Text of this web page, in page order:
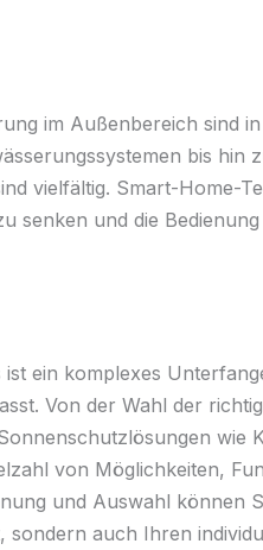
im Außenbereich sind
bis hin
vielfältig. Smart-Home-
senken und die
ein komplexes
Von der Wahl der
wie
von Möglichkeiten,
und Auswahl können
auch Ihren